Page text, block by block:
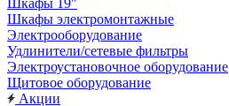
Шкафы 19"
Шкафы электромонтажные
Электрооборудование
Удлинители/сетевые фильтры
Электроустановочное оборудование
Щитовое оборудование
Акции